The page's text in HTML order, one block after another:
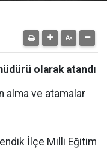
olarak atandı
alma ve atamalar
İlçe Milli Eğitim